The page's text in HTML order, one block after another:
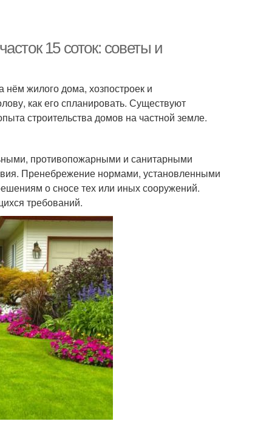
15 соток: советы и
жилого дома, хозпостроек и
как его спланировать. Существуют
строительства домов на частной земле.
противопожарными и санитарными
Пренебрежение нормами, установленными
о сносе тех или иных сооружений.
требований.